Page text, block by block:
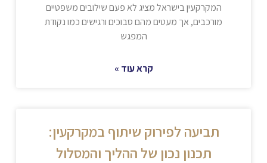
המקרקעין בישראל מציג לא פעם שילובים משפטיים
מורכבים, אך מעטים מהם סבוכים ורגישים כמו נקודת
המפגש
קרא עוד »
תביעה לפירוק שיתוף במקרקעין:
תכנון נכון של ההליך והמסלול